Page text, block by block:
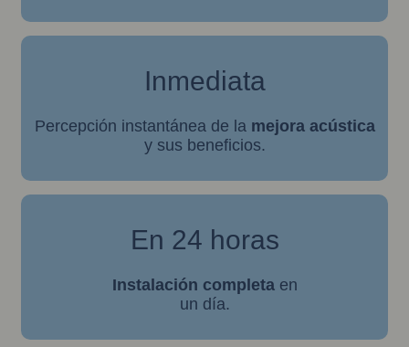
Inmediata
Percepción instantánea de la mejora acústica
y sus beneficios.
En 24 horas
Instalación completaen
un día.